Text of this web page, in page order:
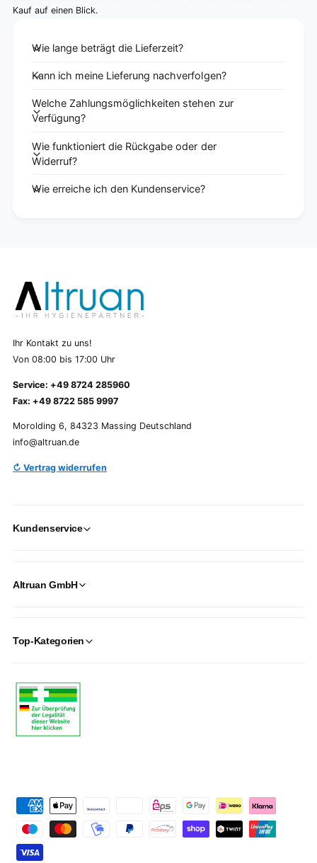
Kauf auf einen Blick.
Wie lange beträgt die Lieferzeit?
Kann ich meine Lieferung nachverfolgen?
Welche Zahlungsmöglichkeiten stehen zur
Verfügung?
Wie funktioniert die Rückgabe oder der
Widerruf?
Wie erreiche ich den Kundenservice?
Ihr Kontakt zu uns!
Von 08:00 bis 17:00 Uhr
Service: +49 8724 285960
Fax: +49 8722 585 9997
Morolding 6, 84323 Massing Deutschland
info@altruan.de
↻ Vertrag widerrufen
Kundenservice
Altruan GmbH
Top-Kategorien
m